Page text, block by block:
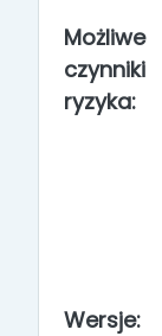
Możliwe
czynniki
ryzyka:
Wersje: